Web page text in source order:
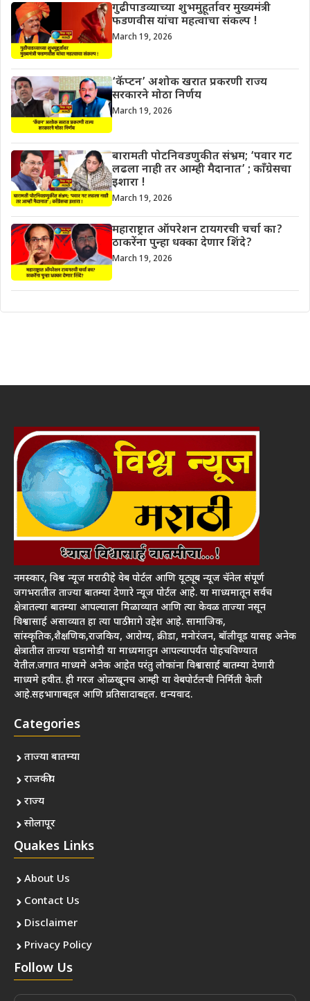
गुढीपाडव्याच्या शुभमुहूर्तावर मुख्यमंत्री
फडणवीस यांचा महत्वाचा संकल्प !
March 19, 2026
‘कॅप्टन’ अशोक खरात प्रकरणी राज्य
सरकारने मोठा निर्णय
March 19, 2026
बारामती पोटनिवडणुकीत संभ्रम; ‘पवार गट
लढला नाही तर आम्ही मैदानात’ ; काँग्रेसचा
इशारा !
March 19, 2026
महाराष्ट्रात ऑपरेशन टायगरची चर्चा का?
ठाकरेंना पुन्हा धक्का देणार शिंदे?
March 19, 2026
नमस्कार, विश्व न्यूज मराठी हे वेब पोर्टल आणि यूट्यूब न्यूज चॅनेल संपूर्ण
जगभरातील ताज्या बातम्या देणारे न्यूज पोर्टल आहे. या माध्यमातून सर्वच
क्षेत्रातल्या बातम्या आपल्याला मिळाव्यात आणि त्या केवळ ताज्या नसून
विश्वासार्ह असाव्यात हा त्या पाठीमागे उद्देश आहे. सामाजिक,
सांस्कृतिक,शैक्षणिक,राजकिय, आरोग्य, क्रीडा, मनोरंजन, बॉलीवूड यासह अनेक
क्षेत्रातील ताज्या घडामोडी या माध्यमातुन आपल्यापर्यंत पोहचविण्यात
येतील.जगात माध्यमे अनेक आहेत परंतु लोकांना विश्वासार्ह बातम्या देणारी
माध्यमे हवीत. ही गरज ओळखूनच आम्ही या वेबपोर्टलची निर्मिती केली
आहे.सहभागाबद्दल आणि प्रतिसादाबद्दल. धन्यवाद.
Categories
ताज्या बातम्या
राजकीय
राज्य
सोलापूर
Quakes Links
About Us
Contact Us
Disclaimer
Privacy Policy
Follow Us